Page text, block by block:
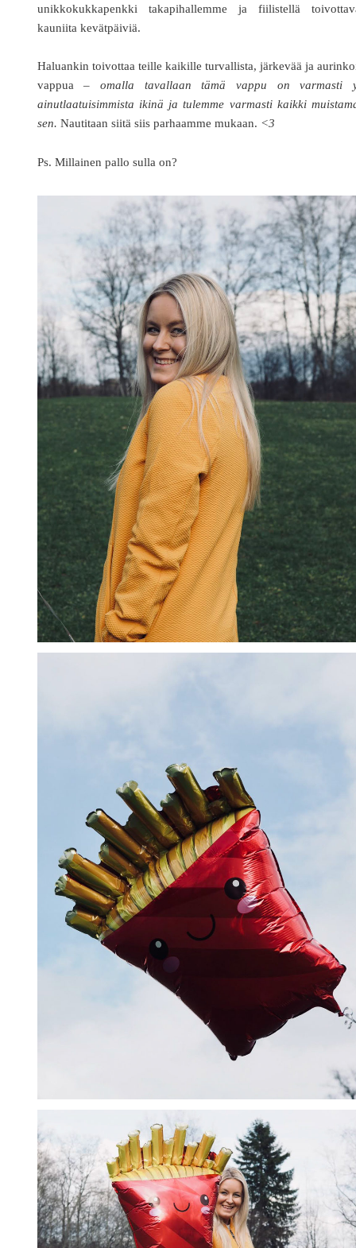
unikkokukkapenkki takapihallemme ja fiilistellä
kauniita kevätpäiviä.
Haluankin toivottaa teille kaikille turvallista, järkevää ja
vappua – omalla tavallaan tämä vappu on varmasti
ainutlaatuisimmista ikinä ja tulemme varmasti kaikki
sen. Nautitaan siitä siis parhaamme mukaan. <3
Ps. Millainen pallo sulla on?